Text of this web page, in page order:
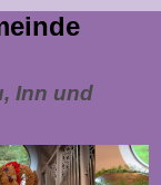
Inn und